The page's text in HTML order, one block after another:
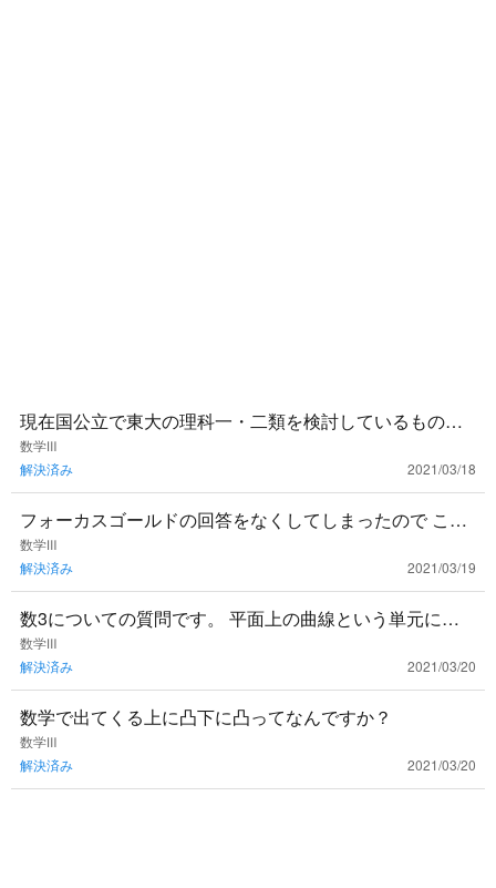
現在国公立で東大の理科一・二類を検討しているもので
す。これから数三を学習していくのですが、東大の入試
に頻出の単元は特に重
数学Ⅲ
解決済み
2021/03/18
フォーカスゴールドの回答をなくしてしまったので この
問題の回答解説をお願いしたいです
数学Ⅲ
解決済み
2021/03/19
数3についての質問です。 平面上の曲線という単元に出
てくる離心率？というものはどんな時に使えば良いので
しょうか？ 使い所
数学Ⅲ
解決済み
2021/03/20
数学で出てくる上に凸下に凸ってなんですか？
数学Ⅲ
解決済み
2021/03/20